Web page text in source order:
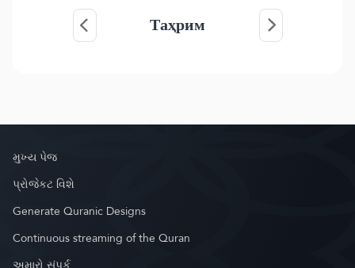
Таҳрим
મુખ્ય પેજ
પ્રોજેકટ વિશે
Generate Quranic Designs
Continuous streaming of the Quran